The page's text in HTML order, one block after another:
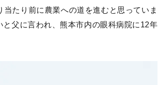
たり前に農業への道を進むと思っていま
父に言われ、熊本市内の眼科病院に12年